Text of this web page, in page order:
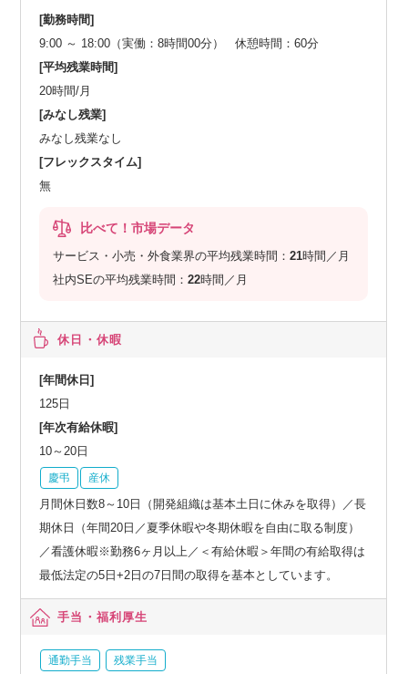
[勤務時間]
9:00 ～ 18:00（実働：8時間00分） 休憩時間：60分
[平均残業時間]
20時間/月
[みなし残業]
みなし残業なし
[フレックスタイム]
無
比べて！市場データ
サービス・小売・外食業界の平均残業時間：21時間／月
社内SEの平均残業時間：22時間／月
休日・休暇
[年間休日]
125日
[年次有給休暇]
10～20日
慶弔 産休
月間休日数8～10日（開発組織は基本土日に休みを取得）／長
期休日（年間20日／夏季休暇や冬期休暇を自由に取る制度）
／看護休暇※勤務6ヶ月以上／＜有給休暇＞年間の有給取得は
最低法定の5日+2日の7日間の取得を基本としています。
手当・福利厚生
通勤手当 残業手当